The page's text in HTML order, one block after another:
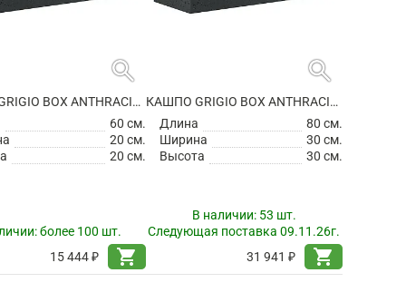
search
КАШПО GRIGIO BOX ANTHRACITE
60 см.
20 см.
20 см.
более 100 шт.
15 444 ₽
shopping_cart
search
КАШПО GRIGIO BOX ANTHRACITE
Длина
80 см.
Ширина
30 см.
Высота
30 см.
В наличии: 53 шт.
Следующая поставка 09.11.26г.
31 941 ₽
shopping_cart